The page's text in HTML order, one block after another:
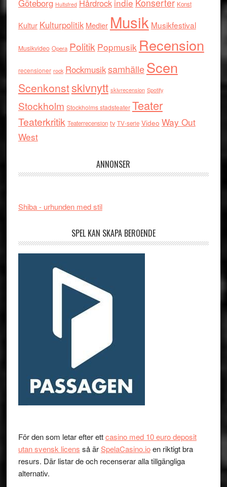
Göteborg Hultsfred Hårdrock indie Konserter Konst
Kultur Kulturpolitik Medier Musik Musikfestival
Musikvideo Opera Politik Popmusik Recension
recensioner rock RockmusiksamhälleScen
Scenkonstskivnytt skivrecension Spotify
Stockholm Stockholms stadsteater Teater
Teaterkritik Teaterrecension tv TV-serie Video Way Out
West
ANNONSER
Shiba - urhunden med stil
SPEL KAN SKAPA BEROENDE
För den som letar efter ettcasino med 10 euro deposit
utan svensk licens så ärSpelaCasino.ioen riktigt bra
resurs. Där listar de och recenserar alla tillgängliga
alternativ.